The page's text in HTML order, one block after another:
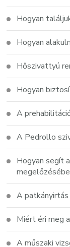
Hogyan
Hogyan
Hőszivattyú
Hogyan
A
A Pedrollo
Hogyan segít
A
Miért éri meg
A műszaki